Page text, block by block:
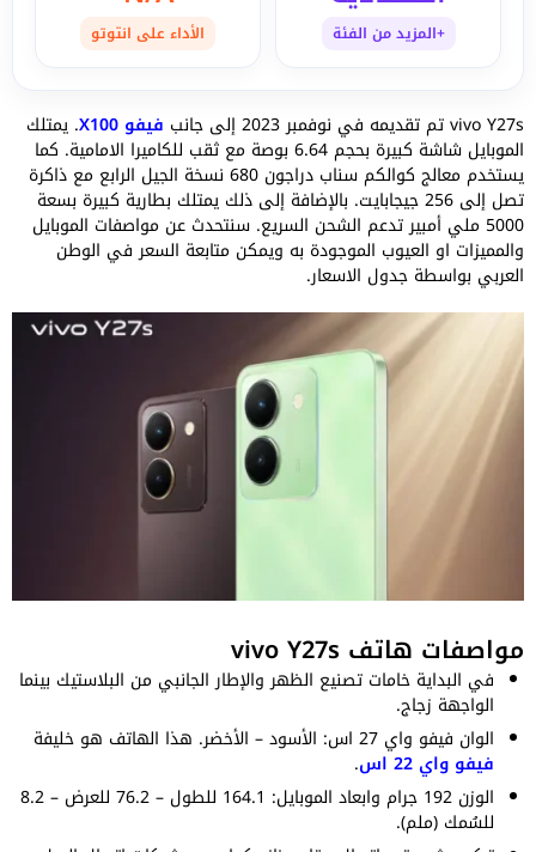
+المزيد من الفئة الأداء على انتوتو
vivo Y27s تم تقديمه في نوفمبر 2023 إلى جانب فيفو X100 . يمتلك
الموبايل شاشة كبيرة بحجم 6.64 بوصة مع ثقب للكاميرا الامامية. كما
يستخدم معالج كوالكم سناب دراجون 680 نسخة الجيل الرابع مع ذاكرة
تصل إلى 256 جيجابايت. بالإضافة إلى ذلك يمتلك بطارية كبيرة بسعة
5000 ملي أمبير تدعم الشحن السريع. سنتحدث عن مواصفات الموبايل
والمميزات او العيوب الموجودة به ويمكن متابعة السعر في الوطن
العربي بواسطة جدول الاسعار.
مواصفات هاتف vivo Y27s
في البداية خامات تصنيع الظهر والإطار الجانبي من البلاستيك بينما
الواجهة زجاج.
الوان فيفو واي 27 اس: الأسود – الأخضر. هذا الهاتف هو خليفة
فيفو واي 22 اس
.
الوزن 192 جرام وابعاد الموبايل: 164.1 للطول – 76.2 للعرض – 8.2
للسُمك (ملم).